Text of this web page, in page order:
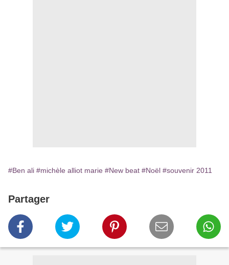
#Ben ali #michèle alliot marie #New beat #Noël #souvenir 2011
Partager